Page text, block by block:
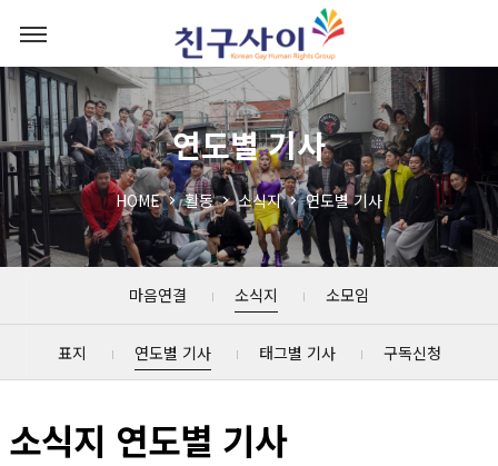
연도별 기사
HOME 활동 소식지 연도별 기사
마음연결 소식지 소모임
표지 연도별 기사 태그별 기사 구독신청
소식지 연도별 기사